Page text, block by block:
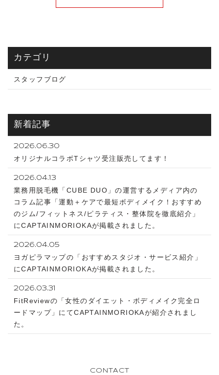
カテゴリ
スタッフブログ
新着記事
2026.06.30
オリジナルコラボTシャツ受注販売してます！
2026.04.13
業務用脱毛機「CUBE DUO」の運営するメディア内の
コラム記事「運動＋ケアで最短ボディメイク！おすすめ
のジム/フィットネス/ピラティス・整体院を徹底紹介」
にCAPTAINMORIOKAが掲載されました。
2026.04.05
ヨガピラマップの「おすすめスタジオ・サービス紹介」
にCAPTAINMORIOKAが掲載されました。
2026.03.31
FitReviewの「女性のダイエット・ボディメイク完全ロ
ードマップ」にてCAPTAINMORIOKAが紹介されまし
た。
CONTACT